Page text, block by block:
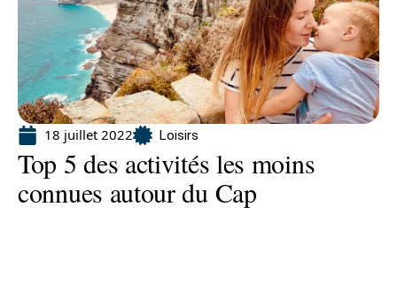
18 juillet 2022 Loisirs
Top 5 des activités les moins
connues autour du Cap